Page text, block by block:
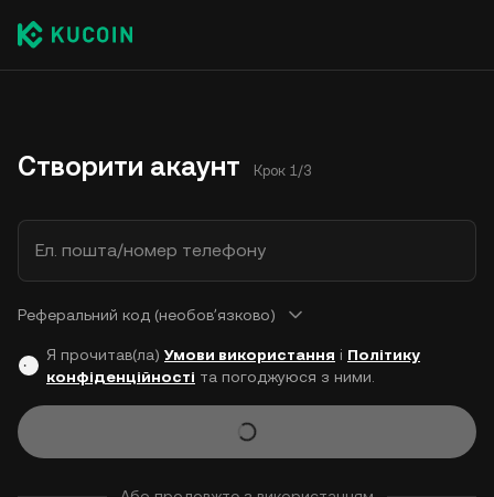
Створити акаунт Крок 1/3
Ел. пошта/номер телефону
Реферальний код (необовʼязково)
Я прочитав(ла) Умови використання і Політику
конфіденційності та погоджуюся з ними.